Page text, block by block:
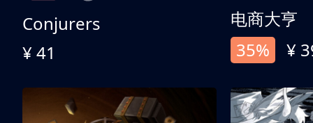
Conjurers
¥ 41
电商大亨
35%
¥